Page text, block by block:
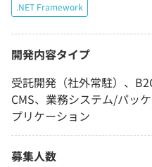
.NET Framework
開発内容タイプ
受託開発（社外常駐）、
CMS、業務システム/パッ
プリケーション
募集人数